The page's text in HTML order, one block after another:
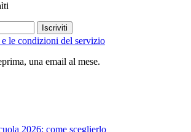
le condizioni del servizio
una email al mese.
2026: come sceglierlo